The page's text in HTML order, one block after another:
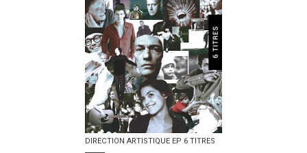
DIRECTION ARTISTIQUE EP 6 TITRES